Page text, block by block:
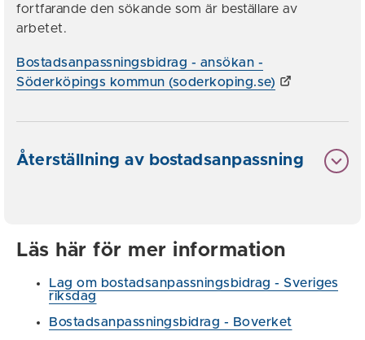
fortfarande den sökande som är beställare av
arbetet.
Bostadsanpassningsbidrag - ansökan -
Söderköpings kommun (soderkoping.se)
Återställning av bostadsanpassning
Läs här för mer information
Lag om bostadsanpassningsbidrag - Sveriges
riksdag
Bostadsanpassningsbidrag - Boverket